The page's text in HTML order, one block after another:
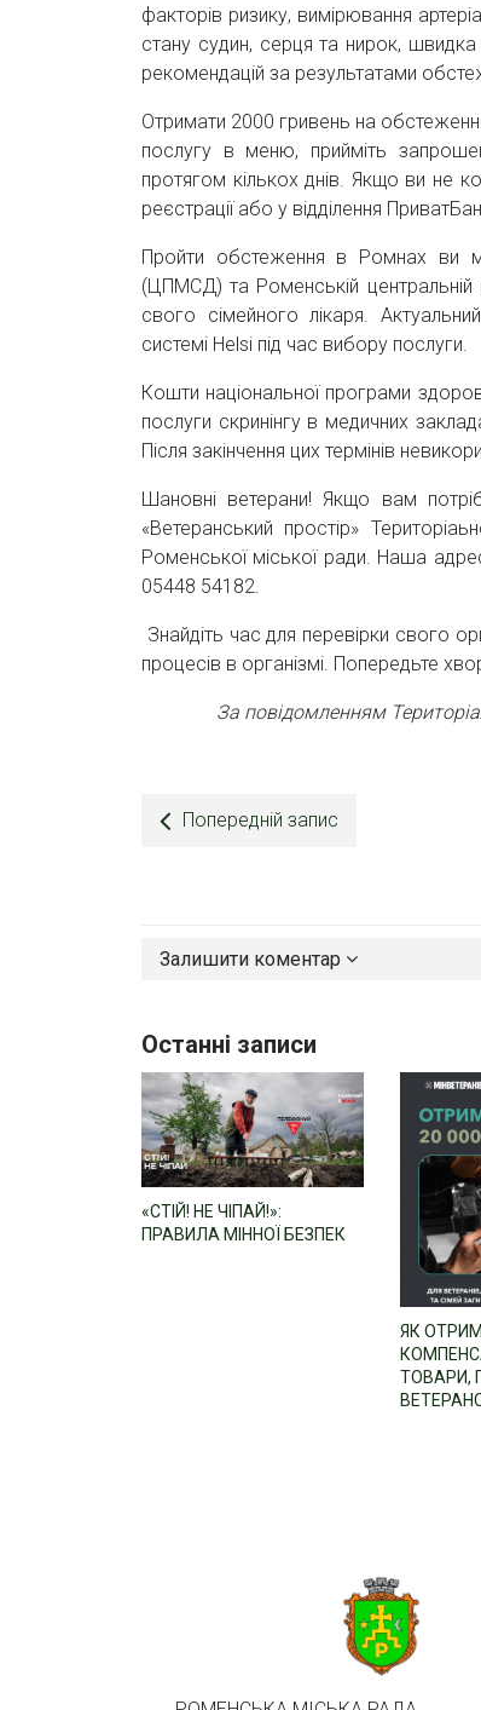
факторів ризику, вимірювання
стану судин, серця та нирок, швидка
рекомендацій за результатами
Отримати 2000 гривень на
послугу в меню, прийміть
протягом кількох днів. Якщо ви не
реєстрації або у відділення
Пройти обстеження в Ромнах ви
(ЦПМСД) та Роменській
свого сімейного лікаря.
системі Helsi під час вибору послуги.
Кошти національної програми
послуги скринінгу в медичних
Після закінчення цих термінів
Шановні ветерани! Якщо вам
«Ветеранський простір»
Роменської міської ради. Наша
05448 54182.
Знайдіть час для перевірки свого
процесів в організмі. Попередьте
За повідомленням
Попередній запис
Залишити коментар
Останні записи
«СТІЙ! НЕ ЧІПАЙ!»:
ПРАВИЛА МІННОЇ БЕЗПЕК
ЯК
ТОВАРИ,